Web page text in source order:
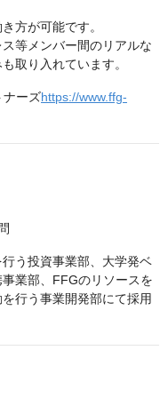
方が可能です。
等メンバー間のリアルな
取り入れています。
ナーズhttps://www.ffg-
う投資事業部、大学発ベ
業部、FFGのリソースを
行う事業開発部にて採用